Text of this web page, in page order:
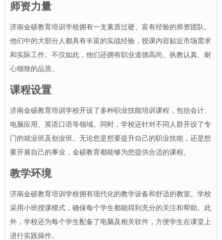
师资力量
济南金硕教育培训学校拥有一支素质过硬、富有经验的师资团队。
他们中的大部分人都具有丰富的实战经验，授课内容贴近市场需求
和实际工作。不仅如此，他们还拥有职业道德高尚、执教认真、耐
心细致的品质。
课程设置
济南金硕教育培训学校开设了多种职业技能培训课程，包括会计、
电脑应用、英语口语等领域。同时，学校还针对不同人群开设了专
门的就业班及创业班。无论您是想要提升自己的职业技能，还是想
要开展自己的事业，金硕教育都能够为您提供合适的课程。
教学环境
济南金硕教育培训学校拥有现代化的教学设备和舒适的教室。学校
采用小班授课模式，确保每个学生都能得到充分的关注和帮助。此
外，学校还为每个学生配备了电脑及相关软件，方便学生在课堂上
进行实践操作。